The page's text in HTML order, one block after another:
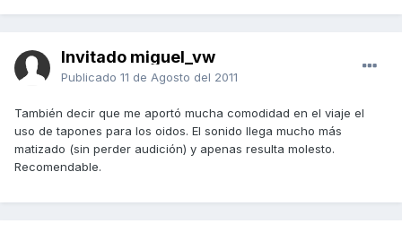
Invitado miguel_vw
Publicado 11 de Agosto del 2011
También decir que me aportó mucha comodidad en el viaje el
uso de tapones para los oidos. El sonido llega mucho más
matizado (sin perder audición) y apenas resulta molesto.
Recomendable.